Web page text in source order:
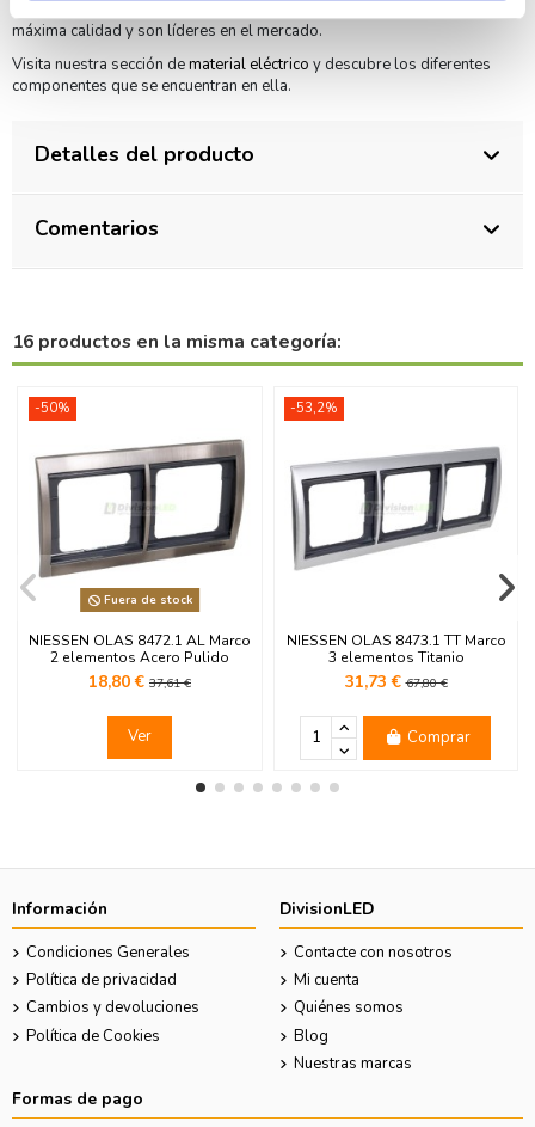
máxima calidad y son líderes en el mercado.
Visita nuestra sección dematerial eléctrico y descubre los diferentes
componentes que se encuentran en ella.
Detalles del producto
Comentarios
16 productos en la misma categoría:
-50%
Fuera de stock
NIESSEN OLAS 8472.1 AL Marco
2 elementos Acero Pulido
18,80 € 37,61 €
Ver
-53,2%
NIESSEN OLAS 8473.1 TT Marco
3 elementos Titanio
31,73 €67,80 €
Comprar
Información
Condiciones Generales
Política de privacidad
Cambios y devoluciones
Política de Cookies
DivisionLED
Contacte con nosotros
Mi cuenta
Quiénes somos
Blog
Nuestras marcas
Formas de pago